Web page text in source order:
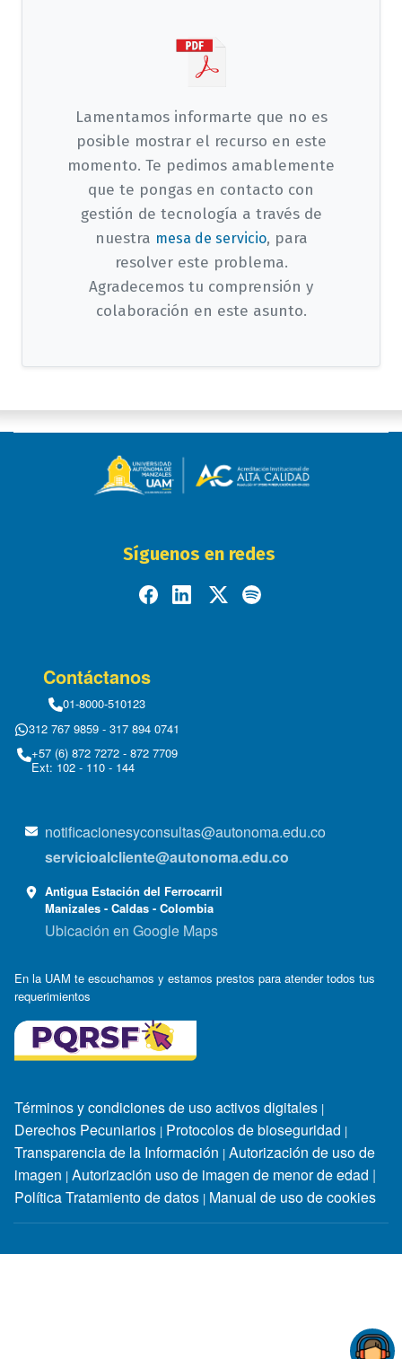
Lamentamos informarte que no es
posible mostrar el recurso en este
momento. Te pedimos amablemente
que te pongas en contacto con
gestión de tecnología a través de
nuestra mesa de servicio, para
resolver este problema.
Agradecemos tu comprensión y
colaboración en este asunto.
Síguenos en redes
Contáctanos
01-8000-510123
312 767 9859 - 317 894 0741
+57 (6) 872 7272 - 872 7709
Ext: 102 - 110 - 144
notificacionesyconsultas@autonoma.edu.co
servicioalcliente@autonoma.edu.co
Antigua Estación del Ferrocarril
Manizales - Caldas - Colombia
Ubicación en Google Maps
En la UAM te escuchamos y estamos prestos para atender todos tus
requerimientos
Términos y condiciones de uso activos digitales |
Derechos Pecuniarios | Protocolos de bioseguridad |
Transparencia de la Información | Autorización de uso de
imagen | Autorización uso de imagen de menor de edad |
Política Tratamiento de datos | Manual de uso de cookies
Horarios de atención:Lunes a jueves: 7:30 a.m. - 12:00 m. y
1981. MEN Reconocimiento como Universidad: Resolución